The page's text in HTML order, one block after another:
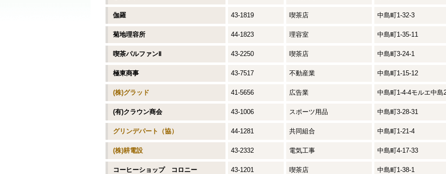
伽羅 43-1819 喫茶店 中島町1-32-3
菊地理容所 44-1823 理容室 中島町1-35-11
喫茶パルファンⅡ 43-2250 喫茶店 中島町3-24-1
極東商事 43-7517 不動産業 中島町1-15-12
(株)グラッド 41-5656 広告業 中島町1-4-4モルエ中島
(有)クラウン商会 43-1006 スポーツ用品 中島町3-28-31
グリンデパート（協） 44-1281 共同組合 中島町1-21-4
(株)耕電設 43-2332 電気工事 中島町4-17-33
コーヒーショップ コロニー 43-1201 喫茶店 中島町1-38-1